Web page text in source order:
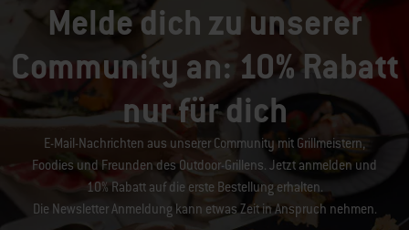
Melde dich zu unserer
Community an: 10% Rabatt
nur für dich
E-Mail-Nachrichten aus unserer Community mit Grillmeistern,
Foodies und Freunden des Outdoor-Grillens. Jetzt anmelden und
10% Rabatt auf die erste Bestellung erhalten.
Die Newsletter Anmeldung kann etwas Zeit in Anspruch nehmen.